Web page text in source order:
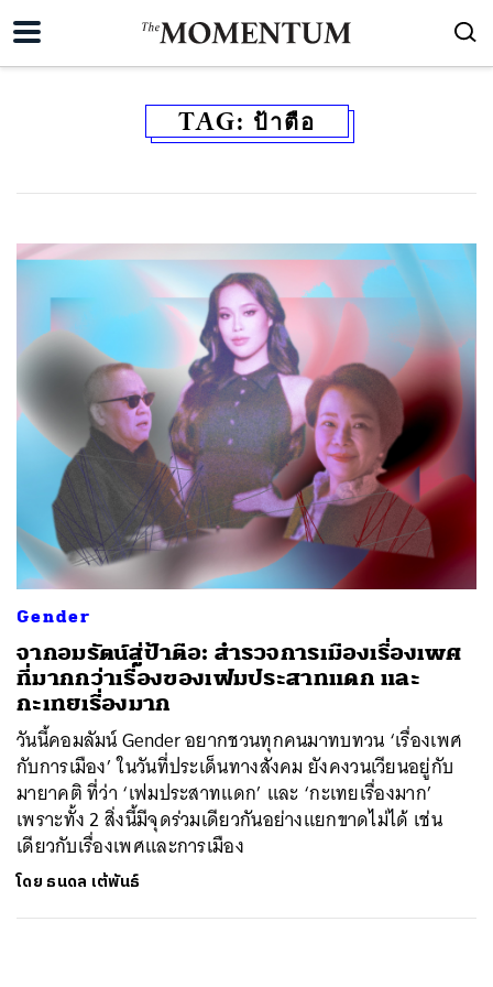
TAG: ป้าตือ
Gender
จากอมรัตน์สู่ป้าตือ: สำรวจการเมืองเรื่องเพศ
ที่มากกว่าเรื่องของเฟมประสาทแดก และ
กะเทยเรื่องมาก
วันนี้คอมลัมน์ Gender อยากชวนทุกคนมาทบทวน ‘เรื่องเพศ
กับการเมือง’ ในวันที่ประเด็นทางสังคม ยังคงวนเวียนอยู่กับ
มายาคติ ที่ว่า ‘เฟมประสาทแดก’ และ ‘กะเทยเรื่องมาก’
เพราะทั้ง 2 สิ่งนี้มีจุดร่วมเดียวกันอย่างแยกขาดไม่ได้ เช่น
เดียวกับเรื่องเพศและการเมือง
โดย ธนดล เต้พันธ์
ค้นหา